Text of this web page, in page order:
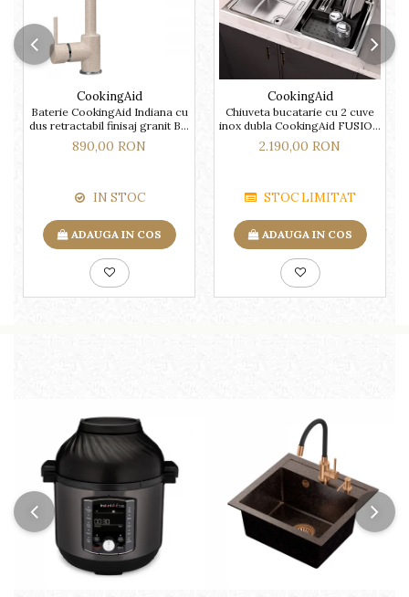
CookingAid
Baterie CookingAid Indiana cu
dus retractabil finisaj granit Bej
Pigmentat / Avena
890,00 RON
IN STOC
ADAUGA IN COS
CookingAid
Chiuveta bucatarie cu 2 cuve
inox dubla CookingAid FUSION
86BB
2.190,00 RON
STOC LIMITAT
ADAUGA IN COS